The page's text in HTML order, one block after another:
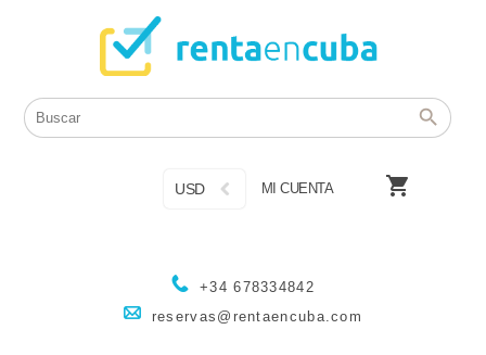
+34 678334842
reservas@rentaencuba.com
USD MI CUENTA 